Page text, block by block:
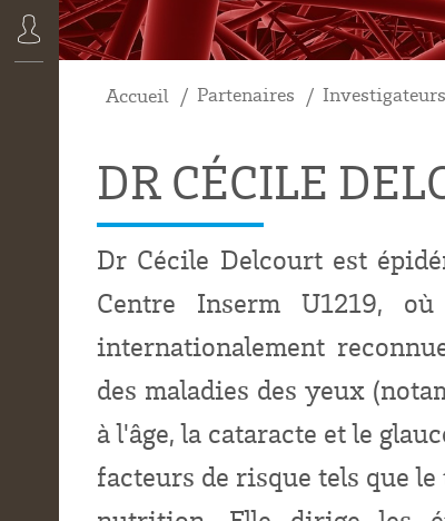
RECHERCHE
CONNEXIONAccueil Partenaires
DR CÉCILE
Dr Cécile Delcourt est
Centre Inserm U1219,
internationalement
des maladies des yeux
à l'âge, la cataracte et le
facteurs de risque tels que